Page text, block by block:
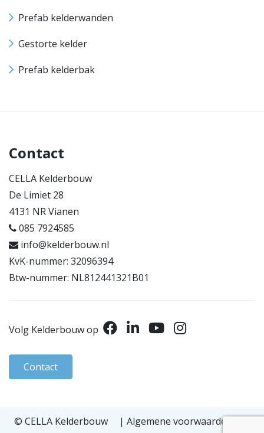
Prefab kelderwanden
Gestorte kelder
Prefab kelderbak
Contact
CELLA Kelderbouw
De Limiet 28
4131 NR Vianen
085 7924585
info@kelderbouw.nl
KvK-nummer: 32096394
Btw-nummer: NL812441321B01
Volg Kelderbouw op
Contact
© CELLA Kelderbouw
|Algemene voorwaarden